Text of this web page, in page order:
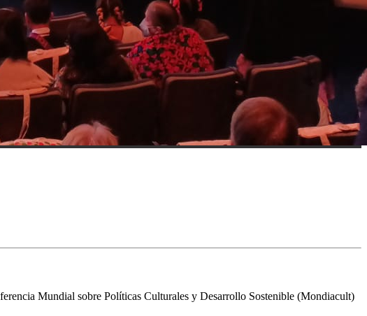
Mundial sobre Políticas Culturales y Desarrollo Sostenible (Mondiacult)